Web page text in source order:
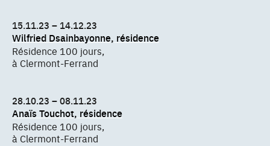
15.11.23 – 14.12.23
Wilfried Dsainbayonne, résidence
Résidence 100 jours,
à Clermont-Ferrand
28.10.23 – 08.11.23
Anaïs Touchot, résidence
Résidence 100 jours,
à Clermont-Ferrand